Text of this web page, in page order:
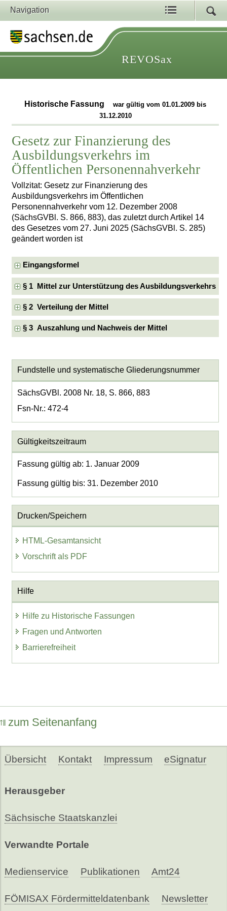
Navigation
REVOSax
Historische Fassung
war gültig vom 01.01.2009 bis
31.12.2010
Gesetz zur Finanzierung des
Ausbildungsverkehrs im
Öffentlichen Personennahverkehr
Vollzitat: Gesetz zur Finanzierung des
Ausbildungsverkehrs im Öffentlichen
Personennahverkehr vom 12. Dezember 2008
(SächsGVBl. S. 866, 883), das zuletzt durch Artikel 14
des Gesetzes vom 27. Juni 2025 (SächsGVBl. S. 285)
geändert worden ist
Eingangsformel
§ 1 Mittel zur Unterstützung des Ausbildungsverkehrs
§ 2 Verteilung der Mittel
§ 3 Auszahlung und Nachweis der Mittel
Fundstelle und systematische Gliederungsnummer
SächsGVBl. 2008 Nr. 18, S. 866, 883
Fsn-Nr.: 472-4
Gültigkeitszeitraum
Fassung gültig ab: 1. Januar 2009
Fassung gültig bis: 31. Dezember 2010
Drucken/Speichern
HTML-Gesamtansicht
Vorschrift als PDF
Hilfe
Hilfe zu Historische Fassungen
Fragen und Antworten
Barrierefreiheit
zum Seitenanfang
Übersicht Kontakt Impressum eSignatur
Herausgeber
Sächsische Staatskanzlei
Verwandte Portale
Medienservice Publikationen Amt24
FÖMISAX Fördermitteldatenbank Newsletter